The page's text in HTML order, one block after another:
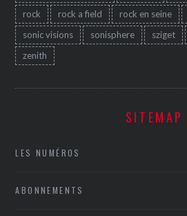
rock
rock a field rock en seine
sonic visions
sonisphere sziget
zenith
SITEMAP
LES NUMÉROS
ABONNEMENTS